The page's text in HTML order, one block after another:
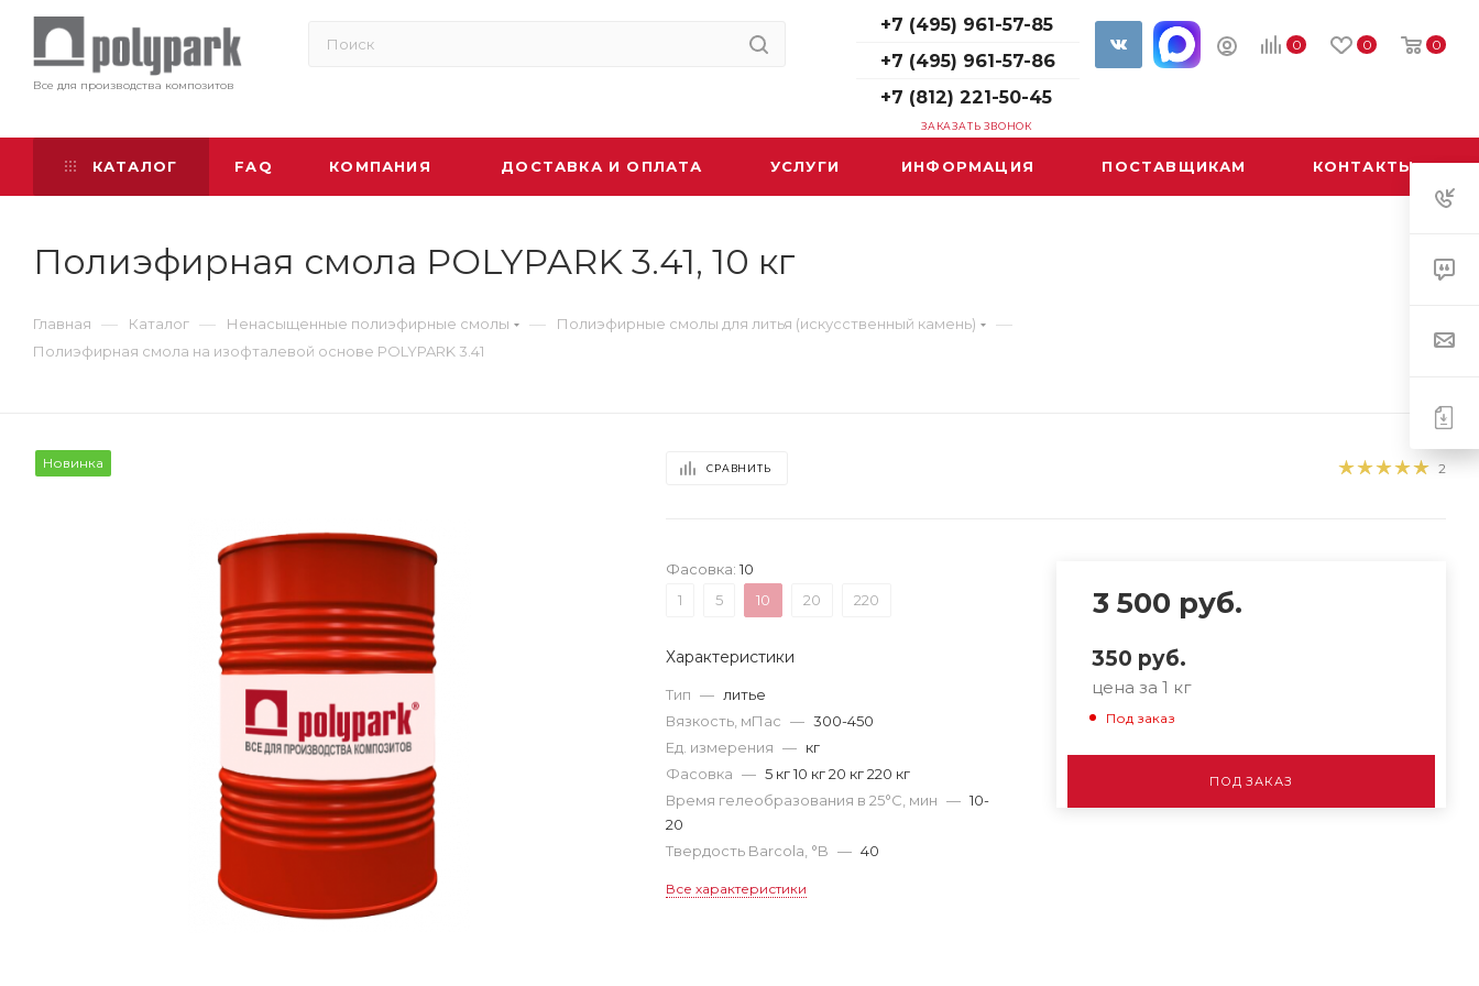
Все для производства композитов
0 0 0
+7 (495) 961-57-85
+7 (495) 961-57-86
+7 (812) 221-50-45
ЗАКАЗАТЬ ЗВОНОК
КАТАЛОГ FAQ КОМПАНИЯ ДОСТАВКА И ОПЛАТА УСЛУГИ ИНФОРМАЦИЯ ПОСТАВЩИКАМ КОНТАКТЫ
Полиэфирная смола POLYPARK 3.41, 10 кг
Главная — Каталог — Ненасыщенные полиэфирные смолы — Полиэфирные смолы для литья (искусственный камень) —
Полиэфирная смола на изофталевой основе POLYPARK 3.41
Новинка СРАВНИТЬ 2
Фасовка: 10
1
5 10 20 220
Характеристики
Тип — литье
Вязкость, мПас — 300-450
Ед. измерения — кг
Фасовка — 5 кг 10 кг 20 кг 220 кг
Время гелеобразования в 25°С, мин — 10-
20
Твердость Barcola, °B — 40
Все характеристики
3 500 руб.
350 руб.
цена за 1 кг
Под заказ
ПОД ЗАКАЗ